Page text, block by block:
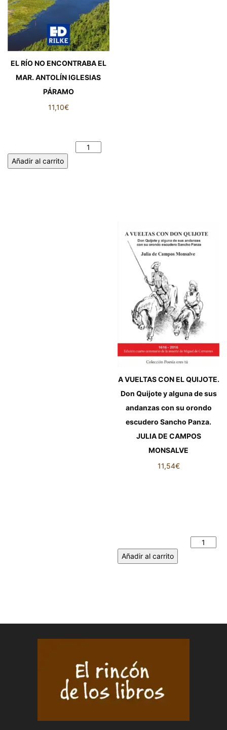
EL RÍO NO ENCONTRABA EL
MAR. ANTOLÍN IGLESIAS
PÁRAMO
11,10€
Añadir al carrito
A VUELTAS CON EL QUIJOTE.
Don Quijote y alguna de sus
andanzas con su orondo
escudero Sancho Panza.
JULIA DE CAMPOS
MONSALVE
11,54€
Añadir al carrito